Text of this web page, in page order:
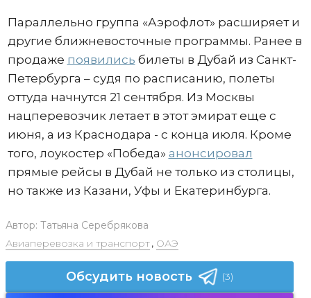
Параллельно группа «Аэрофлот» расширяет и
другие ближневосточные программы. Ранее в
продаже появились билеты в Дубай из Санкт-
Петербурга – судя по расписанию, полеты
оттуда начнутся 21 сентября. Из Москвы
нацперевозчик летает в этот эмират еще с
июня, а из Краснодара - с конца июля. Кроме
того, лоукостер «Победа» анонсировал
прямые рейсы в Дубай не только из столицы,
но также из Казани, Уфы и Екатеринбурга.
Автор: Татьяна Серебрякова
Авиаперевозка и транспорт, ОАЭ
Обсудить новость (3)